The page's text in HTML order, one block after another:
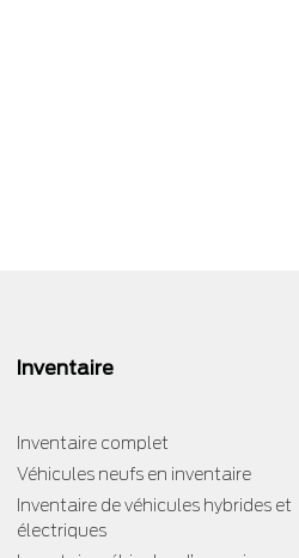
Inventaire
Inventaire complet
Véhicules neufs en inventaire
Inventaire de véhicules hybrides et
électriques